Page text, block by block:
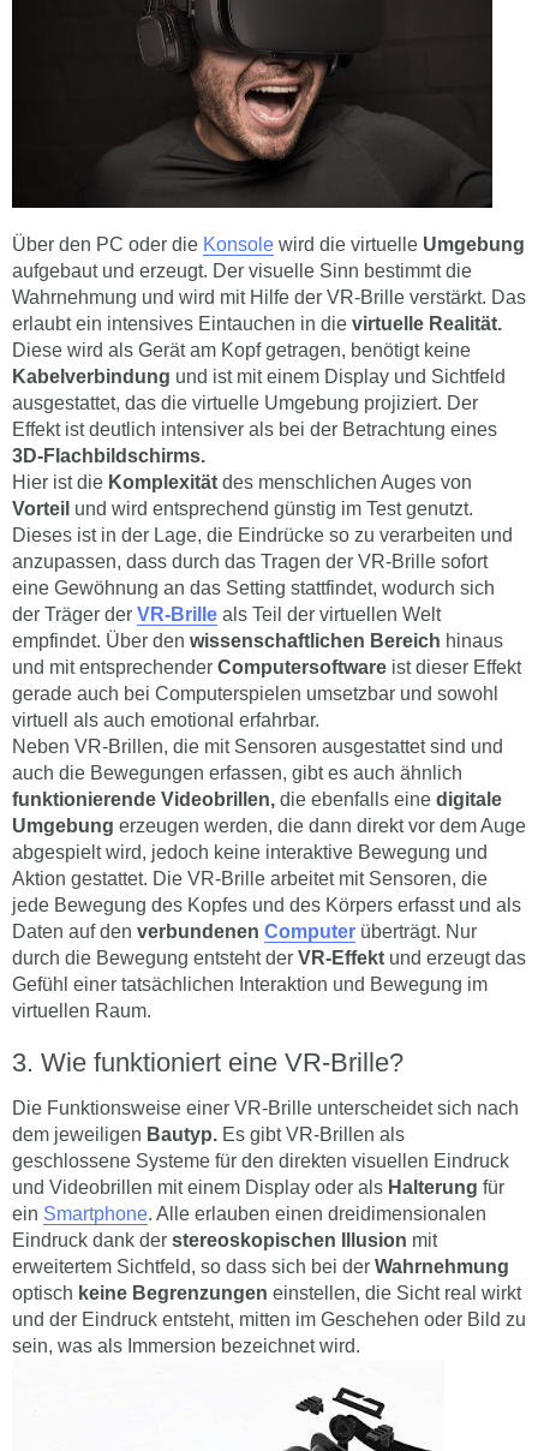
Über den PC oder die Konsole wird die virtuelle Umgebung
aufgebaut und erzeugt. Der visuelle Sinn bestimmt die
Wahrnehmung und wird mit Hilfe der VR-Brille verstärkt. Das
erlaubt ein intensives Eintauchen in die virtuelle Realität.
Diese wird als Gerät am Kopf getragen, benötigt keine
Kabelverbindung und ist mit einem Display und Sichtfeld
ausgestattet, das die virtuelle Umgebung projiziert. Der
Effekt ist deutlich intensiver als bei der Betrachtung eines
3D-Flachbildschirms.
Hier ist die Komplexität des menschlichen Auges von
Vorteil und wird entsprechend günstig im Test genutzt.
Dieses ist in der Lage, die Eindrücke so zu verarbeiten und
anzupassen, dass durch das Tragen der VR-Brille sofort
eine Gewöhnung an das Setting stattfindet, wodurch sich
der Träger der VR-Brille als Teil der virtuellen Welt
empfindet. Über den wissenschaftlichen Bereich hinaus
und mit entsprechender Computersoftware ist dieser Effekt
gerade auch bei Computerspielen umsetzbar und sowohl
virtuell als auch emotional erfahrbar.
Neben VR-Brillen, die mit Sensoren ausgestattet sind und
auch die Bewegungen erfassen, gibt es auch ähnlich
funktionierende Videobrillen, die ebenfalls eine digitale
Umgebung erzeugen werden, die dann direkt vor dem Auge
abgespielt wird, jedoch keine interaktive Bewegung und
Aktion gestattet. Die VR-Brille arbeitet mit Sensoren, die
jede Bewegung des Kopfes und des Körpers erfasst und als
Daten auf den verbundenen Computer überträgt. Nur
durch die Bewegung entsteht der VR-Effekt und erzeugt das
Gefühl einer tatsächlichen Interaktion und Bewegung im
virtuellen Raum.
Wie funktioniert eine VR-Brille?
Die Funktionsweise einer VR-Brille unterscheidet sich nach
dem jeweiligen Bautyp. Es gibt VR-Brillen als
geschlossene Systeme für den direkten visuellen Eindruck
und Videobrillen mit einem Display oder als Halterung für
ein Smartphone. Alle erlauben einen dreidimensionalen
Eindruck dank der stereoskopischen Illusion mit
erweitertem Sichtfeld, so dass sich bei der Wahrnehmung
optisch keine Begrenzungen einstellen, die Sicht real wirkt
und der Eindruck entsteht, mitten im Geschehen oder Bild zu
sein, was als Immersion bezeichnet wird.